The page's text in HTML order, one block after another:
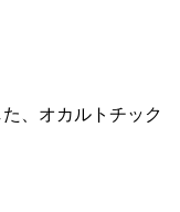
、オカルトチック